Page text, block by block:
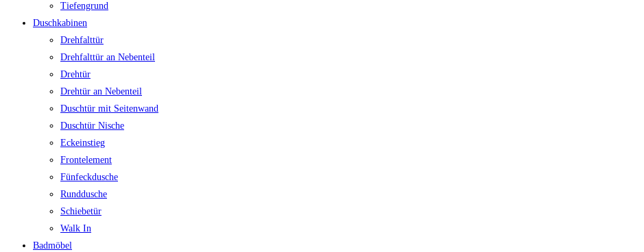
Tiefengrund
Duschkabinen
Drehfalttür
Drehfalttür an Nebenteil
Drehtür
Drehtür an Nebenteil
Duschtür mit Seitenwand
Duschtür Nische
Eckeinstieg
Frontelement
Fünfeckdusche
Runddusche
Schiebetür
Walk In
Badmöbel